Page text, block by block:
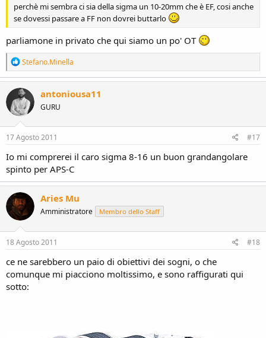
perchè mi sembra ci sia della sigma un 10-20mm che è EF, cosi anche
se dovessi passare a FF non dovrei buttarlo
parliamone in privato che qui siamo un po' OT
R
e
a
c
t
i
o
n
s
Stefano.Minella
antoniousa11
GURU
17 Agosto 2011 #17
Io mi comprerei il caro sigma 8-16 un buon grandangolare
spinto per APS-C
Aries Mu
Amministratore Membro dello Staff
18 Agosto 2011 #18
ce ne sarebbero un paio di obiettivi dei sogni, o che
comunque mi piacciono moltissimo, e sono raffigurati qui
sotto: